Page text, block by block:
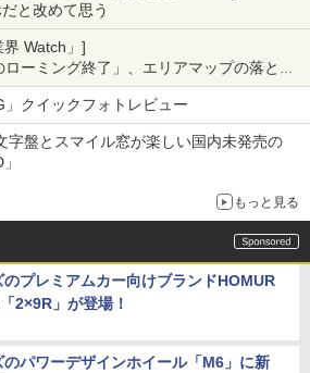
と改めて思う
Watch」]
ーミング終了」、エリアマップの落とし
題
」クイックフォトレビュー
字盤とスマイル窓が楽しい国内未発売の
もっと見る
のプレミアムカー向けブランドHOMUR
2×9R」が登場！
のパワーデザインホイール「M6」に新